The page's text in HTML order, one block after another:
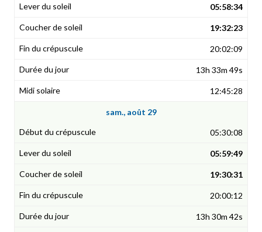
05:58:34
19:32:23
20:02:09
13h 33m 49s
12:45:28
sam., août 29
05:30:08
05:59:49
19:30:31
20:00:12
13h 30m 42s